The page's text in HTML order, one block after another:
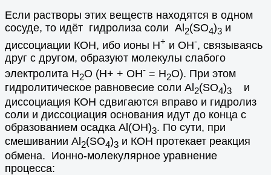
Если растворы этих веществ находятся в одном
сосуде, то идёт гидролиза соли Al 2(SO4)3 и
диссоциации КОН, ибо ионы Н+ и ОН-, связываясь
друг с другом, образуют молекулы слабого
электролита Н2О (Н+ + ОН- = Н2О). При этом
гидролитическое равновесие соли Al 2(SO4)3 и
диссоциация КОН сдвигаются вправо и гидролиз
соли и диссоциация основания идут до конца с
образованием осадка Al(OH)3. По сути, при
смешивании Al 2(SO4)3 и КОН протекает реакция
обмена. Ионно-молекулярное уравнение
процесса: